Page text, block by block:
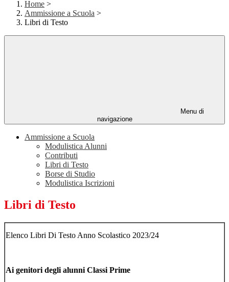
Home >
Ammissione a Scuola >
Libri di Testo
Menu di
navigazione
Ammissione a Scuola
Modulistica Alunni
Contributi
Libri di Testo
Borse di Studio
Modulistica Iscrizioni
Libri di Testo
Elenco Libri Di Testo Anno Scolastico 2023/24
Ai genitori degli alunni Classi Prime